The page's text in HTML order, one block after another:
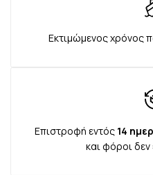
Εκτιμώμενος χρόνος
Επιστροφή εντός 14
και φόροι δεν